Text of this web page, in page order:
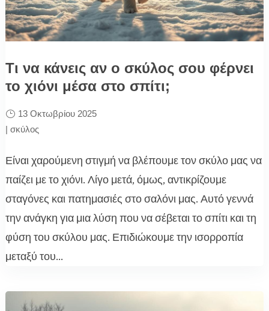
Τι να κάνεις αν ο σκύλος σου φέρνει
το χιόνι μέσα στο σπίτι;
13 Οκτωβρίου 2025
| σκύλος
Είναι χαρούμενη στιγμή να βλέπουμε τον σκύλο μας να
παίζει με το χιόνι. Λίγο μετά, όμως, αντικρίζουμε
σταγόνες και πατημασιές στο σαλόνι μας. Αυτό γεννά
την ανάγκη για μια λύση που να σέβεται το σπίτι και τη
φύση του σκύλου μας. Επιδιώκουμε την ισορροπία
μεταξύ του...